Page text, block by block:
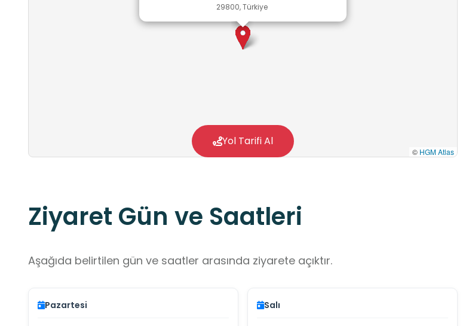
29800, Türkiye
© HGM Atlas
Yol Tarifi Al
Ziyaret Gün ve Saatleri
Aşağıda belirtilen gün ve saatler arasında ziyarete açıktır.
Pazartesi Salı